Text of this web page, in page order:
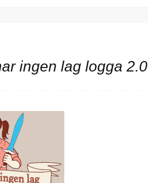
ingen lag logga 2.0